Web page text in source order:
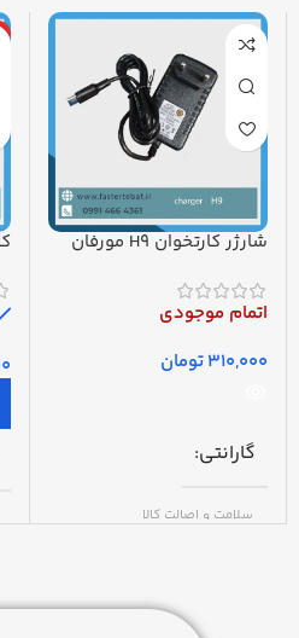
شارژر کارتخوان H9 مورفان
اتمام موجودی
تومان
گارانتی
سلامت و اصالت کالا